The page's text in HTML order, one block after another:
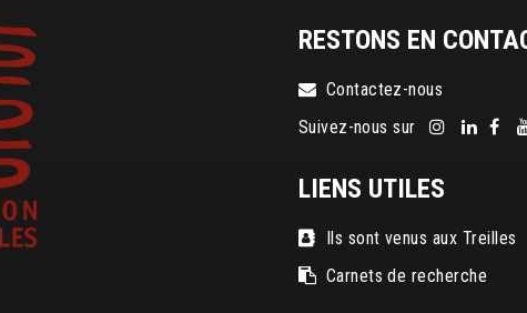
RESTONS EN
Contactez-nous
Suivez-nous sur
LIENS UTILES
Ils sont venus aux Treilles
Carnets de recherche